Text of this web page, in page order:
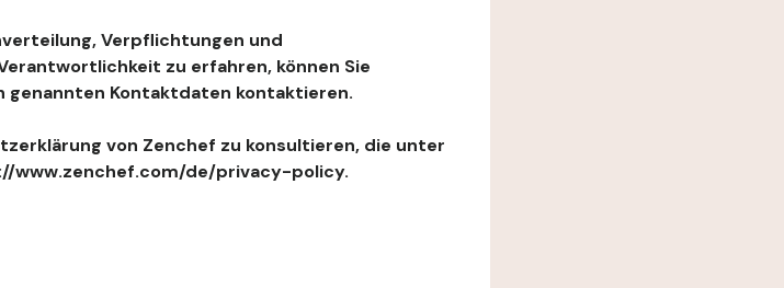
Verpflichtungen und
zu erfahren, können Sie
Kontaktdaten kontaktieren.
von Zenchef zu konsultieren, die unter
www.zenchef.com/de/privacy-policy.